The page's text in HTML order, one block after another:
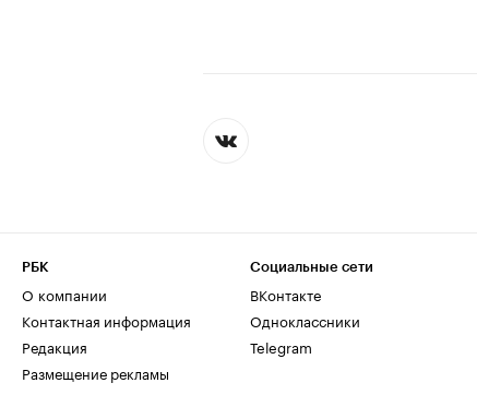
РБК
О компании
Контактная информация
Редакция
Размещение рекламы
Социальные сети
ВКонтакте
Одноклассники
Telegram